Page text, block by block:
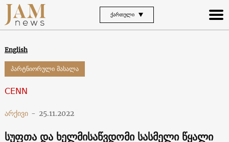
ᲥᲐᲠᲗᲣᲚᲘ
English
პარტნიორული მასალა
CENN
არქივი - 25.11.2022
სუფთა და ხელმისაწვდომი სასმელი წყალი